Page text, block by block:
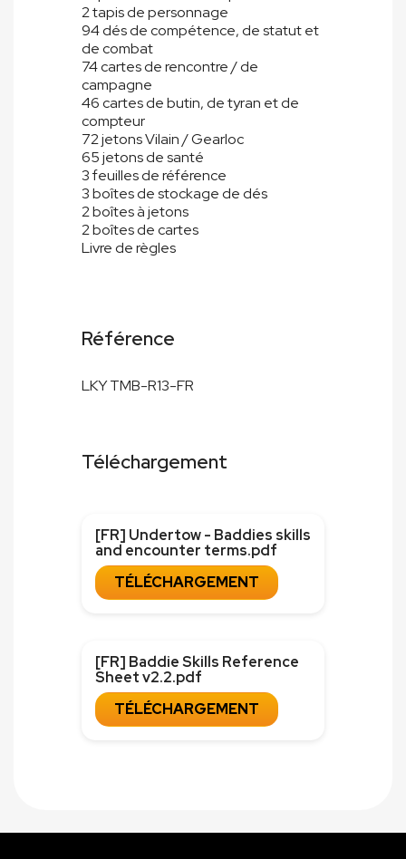
2 tapis de personnage
94 dés de compétence, de statut et
de combat
74 cartes de rencontre / de
campagne
46 cartes de butin, de tyran et de
compteur
72 jetons Vilain / Gearloc
65 jetons de santé
3 feuilles de référence
3 boîtes de stockage de dés
2 boîtes à jetons
2 boîtes de cartes
Livre de règles
Référence
LKY TMB-R13-FR
Téléchargement
[FR] Undertow - Baddies skills
and encounter terms.pdf
TÉLÉCHARGEMENT
[FR] Baddie Skills Reference
Sheet v2.2.pdf
TÉLÉCHARGEMENT